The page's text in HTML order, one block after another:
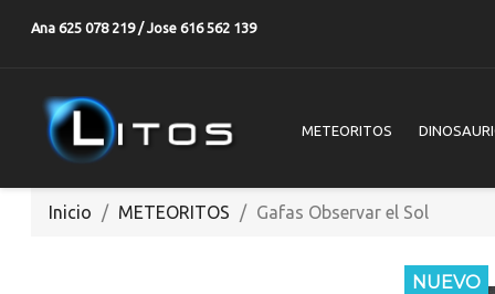
Ana 625 078 219 / Jose 616 562 139
METEORITOS
Inicio METEORITOS Gafas Observar el Sol
NUEVO